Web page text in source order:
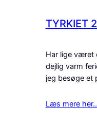
TYRKIET
Har lige været
dejlig varm
jeg besøge et
Læs mere